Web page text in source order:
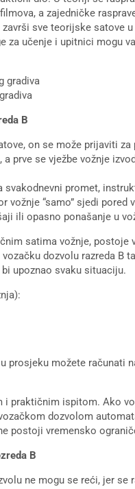
a zajedničke
sve teorijske satove
za učenje i upitnici mogu
gradiva
B
on se može prijaviti
prve se vježbe vožnje
promet,
vožnje “samo” sjedi
ili opasno ponašanje u
satima vožnje,
dozvolu razreda B
upoznao svaku situaciju.
prosjeku možete računati
i praktičnim ispitom. Ako
dozvolom
postoji vremensko
B
ne mogu se reći, jer